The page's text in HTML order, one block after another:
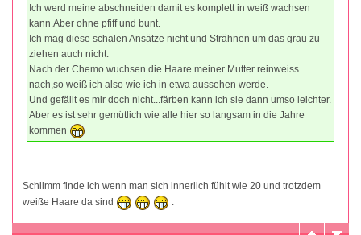
Ich werd meine abschneiden damit es komplett in weiß wachsen
kann.Aber ohne pfiff und bunt.
Ich mag diese schalen Ansätze nicht und Strähnen um das grau zu
ziehen auch nicht.
Nach der Chemo wuchsen die Haare meiner Mutter reinweiss
nach,so weiß ich also wie ich in etwa aussehen werde.
Und gefällt es mir doch nicht...färben kann ich sie dann umso leichter.
Aber es ist sehr gemütlich wie alle hier so langsam in die Jahre
kommen
Schlimm finde ich wenn man sich innerlich fühlt wie 20 und trotzdem
weiße Haare da sind
.